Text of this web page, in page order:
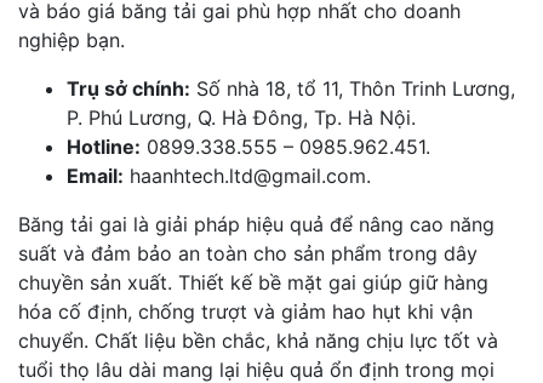
và báo giá băng tải gai phù hợp nhất cho doanh
nghiệp bạn.
Trụ sở chính: Số nhà 18, tổ 11, Thôn Trinh Lương,
P. Phú Lương, Q. Hà Đông, Tp. Hà Nội.
Hotline: 0899.338.555 – 0985.962.451.
Email: haanhtech.ltd@gmail.com.
Băng tải gai là giải pháp hiệu quả để nâng cao năng
suất và đảm bảo an toàn cho sản phẩm trong dây
chuyền sản xuất. Thiết kế bề mặt gai giúp giữ hàng
hóa cố định, chống trượt và giảm hao hụt khi vận
chuyển. Chất liệu bền chắc, khả năng chịu lực tốt và
tuổi thọ lâu dài mang lại hiệu quả ổn định trong mọi